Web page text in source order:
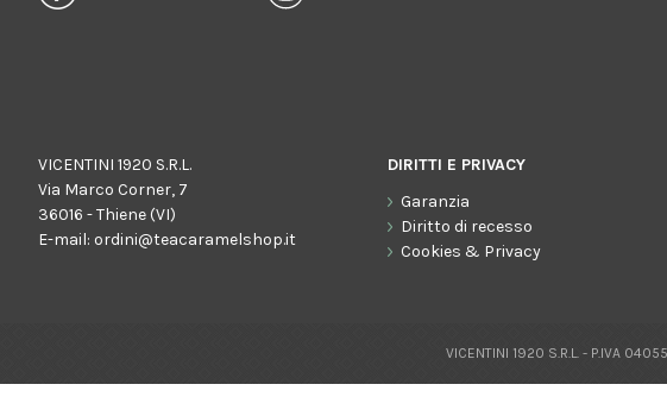
VICENTINI 1920 S.R.L.
Via Marco Corner, 7
36016 - Thiene (VI)
E-mail: ordini@teacaramelshop.it
DIRITTI E PRIVACY
Garanzia
Diritto di recesso
Cookies & Privacy
VICENTINI 1920 S.R.L. - P.IVA